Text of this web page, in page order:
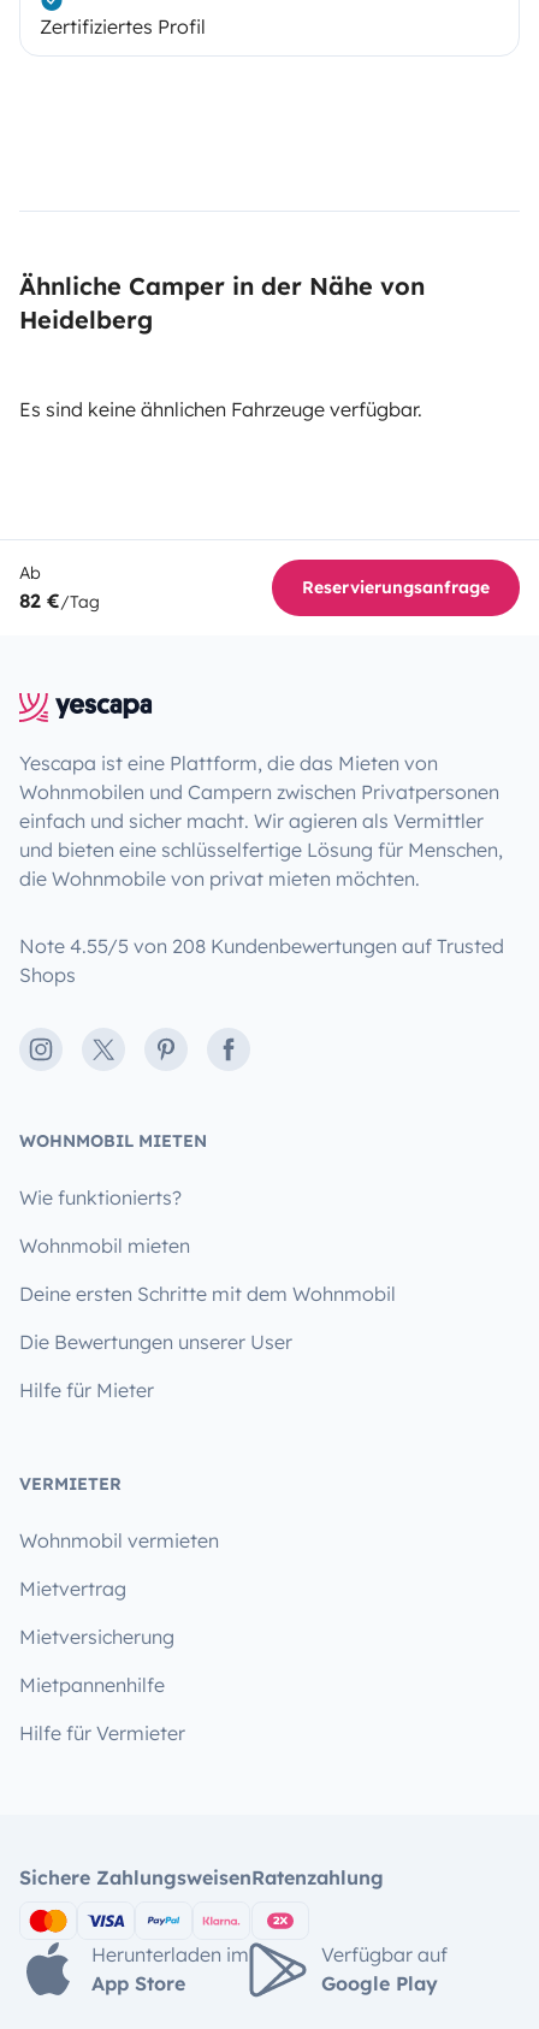
Zertifiziertes Profil
Ähnliche Camper in der Nähe von
Heidelberg
Es sind keine ähnlichen Fahrzeuge verfügbar.
Ab
82 €/Tag
Reservierungsanfrage
Yescapa ist eine Plattform, die das Mieten von
Wohnmobilen und Campern zwischen Privatpersonen
einfach und sicher macht. Wir agieren als Vermittler
und bieten eine schlüsselfertige Lösung für Menschen,
die Wohnmobile von privat mieten möchten.
Note 4.55/5 von 208 Kundenbewertungen auf Trusted
Shops
Instagram
X PinterestFacebook
WOHNMOBIL MIETEN
Wie funktionierts?
Wohnmobil mieten
Deine ersten Schritte mit dem Wohnmobil
Die Bewertungen unserer User
Hilfe für Mieter
VERMIETER
Wohnmobil vermieten
Mietvertrag
Mietversicherung
Mietpannenhilfe
Hilfe für Vermieter
Sichere ZahlungsweisenRatenzahlung
Herunterladen im
App Store
Verfügbar auf
Google Play